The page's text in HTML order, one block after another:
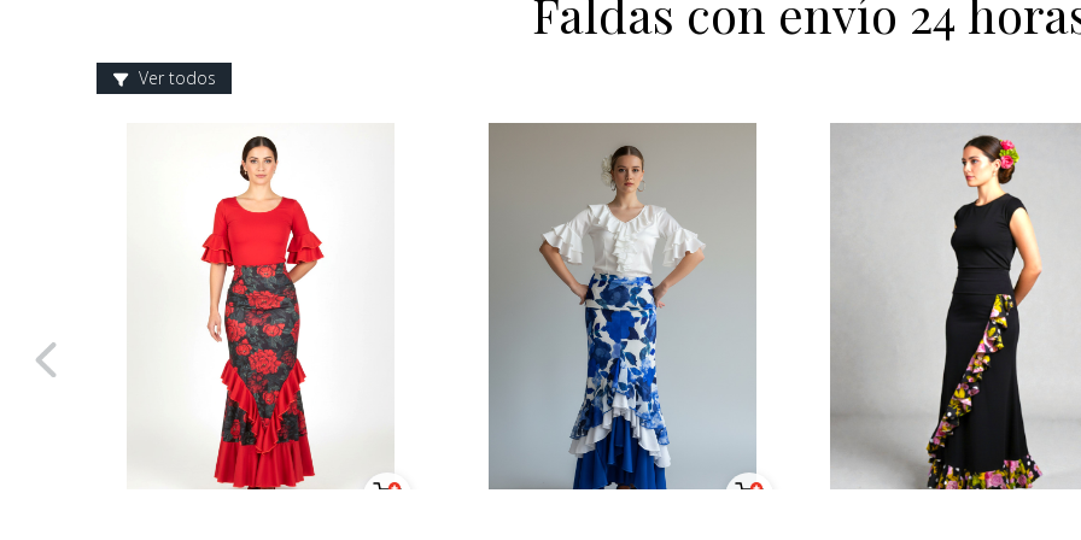
Faldas con envío 24
Ver todos